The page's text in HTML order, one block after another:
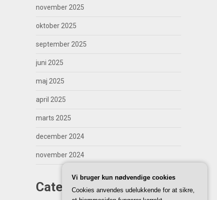
november 2025
oktober 2025
september 2025
juni 2025
maj 2025
april 2025
marts 2025
december 2024
november 2024
Categories
Vi bruger kun nødvendige cookies
Cookies anvendes udelukkende for at sikre,